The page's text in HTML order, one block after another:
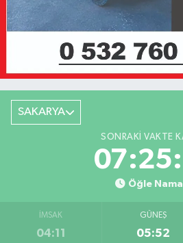
SAKARYA
SONRAKI VAKTE
Öğle
İMSAK
04:11
GÜNEŞ
05:52